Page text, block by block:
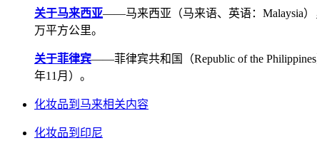
关于马来西亚——马来西亚（马来语、英语：Malaysia）
万平方公里。
关于菲律宾——菲律宾共和国（Republic of the
年11月）。
化妆品到马来相关内容
化妆品到印尼